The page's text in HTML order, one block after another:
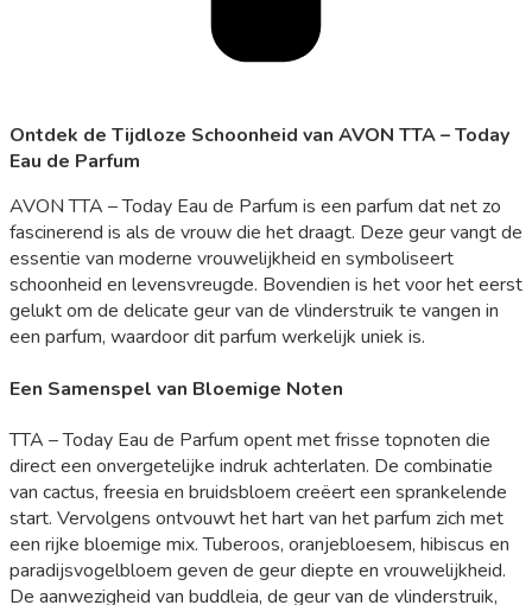
Ontdek de Tijdloze Schoonheid van AVON TTA – Today
Eau de Parfum
AVON TTA – Today Eau de Parfum is een parfum dat net zo
fascinerend is als de vrouw die het draagt. Deze geur vangt de
essentie van moderne vrouwelijkheid en symboliseert
schoonheid en levensvreugde. Bovendien is het voor het eerst
gelukt om de delicate geur van de vlinderstruik te vangen in
een parfum, waardoor dit parfum werkelijk uniek is.
Een Samenspel van Bloemige Noten
TTA – Today Eau de Parfum opent met frisse topnoten die
direct een onvergetelijke indruk achterlaten. De combinatie
van cactus, freesia en bruidsbloem creëert een sprankelende
start. Vervolgens ontvouwt het hart van het parfum zich met
een rijke bloemige mix. Tuberoos, oranjebloesem, hibiscus en
paradijsvogelbloem geven de geur diepte en vrouwelijkheid.
De aanwezigheid van buddleia, de geur van de vlinderstruik,